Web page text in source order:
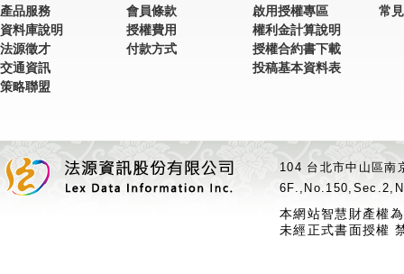
產品服務
資料庫說明
法源徵才
交通資訊
策略聯盟
會員條款
授權費用
付款方式
啟用授權專區
權利金計算說明
授權合約書下載
投稿基本資料表
常
104 台北市中山區
本網站智慧財產權
未經正式書面授權